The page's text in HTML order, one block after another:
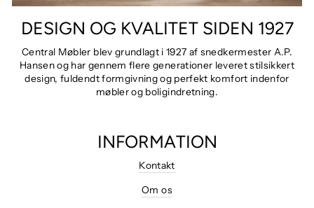
DESIGN OG KVALITET SIDEN 1927
Central Møbler blev grundlagt i 1927 af snedkermester A.P.
Hansen og har gennem flere generationer leveret stilsikkert
design, fuldendt formgivning og perfekt komfort indenfor
møbler og boligindretning.
INFORMATION
Kontakt
Om os